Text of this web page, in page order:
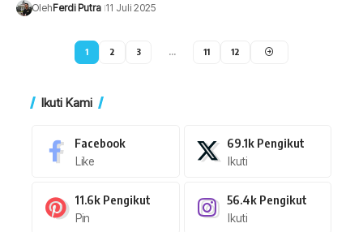
OlehFerdi Putra 11 Juli 2025
1 2 3 … 11 12
Ikuti Kami
Facebook
Like
69.1k Pengikut
Ikuti
11.6k Pengikut
Pin
56.4k Pengikut
Ikuti